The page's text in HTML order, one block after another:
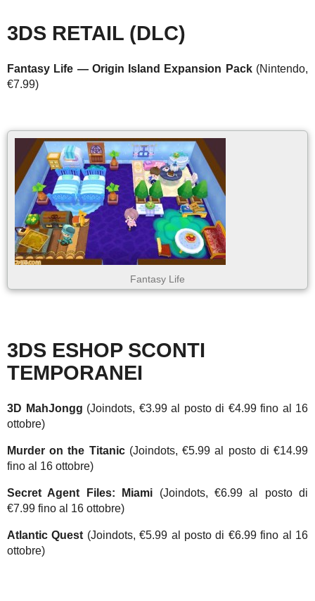
3DS RETAIL (DLC)
Fantasy Life — Origin Island Expansion Pack(Nintendo,
€7.99)
Fantasy Life
3DS ESHOP SCONTI
TEMPORANEI
3D MahJongg (Joindots, €3.99 al posto di €4.99 fino al 16
ottobre)
Murder on the Titanic(Joindots, €5.99 al posto di €14.99
fino al 16 ottobre)
Secret Agent Files: Miami (Joindots, €6.99 al posto di
€7.99 fino al 16 ottobre)
Atlantic Quest (Joindots, €5.99 al posto di €6.99 fino al 16
ottobre)